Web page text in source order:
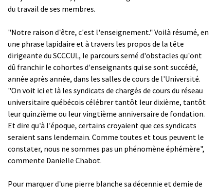
du travail de ses membres.
"Notre raison d'être, c'est l'enseignement." Voilà résumé, en
une phrase lapidaire et à travers les propos de la tête
dirigeante du SCCCUL, le parcours semé d'obstacles qu'ont
dû franchir le cohortes d'enseignants qui se sont succédé,
année après année, dans les salles de cours de l'Université.
"On voit ici et là les syndicats de chargés de cours du réseau
universitaire québécois célébrer tantôt leur dixième, tantôt
leur quinzième ou leur vingtième anniversaire de fondation.
Et dire qu'à l'époque, certains croyaient que ces syndicats
seraient sans lendemain. Comme toutes et tous peuvent le
constater, nous ne sommes pas un phénomène éphémère",
commente Danielle Chabot.
Pour marquer d'une pierre blanche sa décennie et demie de